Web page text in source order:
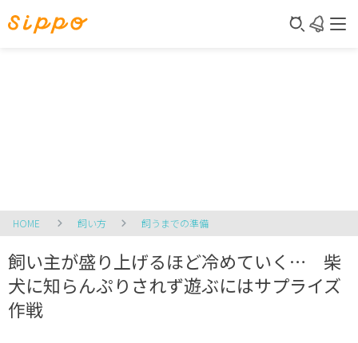
HOME 飼い方 飼うまでの準備
飼い主が盛り上げるほど冷めていく… 柴
犬に知らんぷりされず遊ぶにはサプライズ
作戦